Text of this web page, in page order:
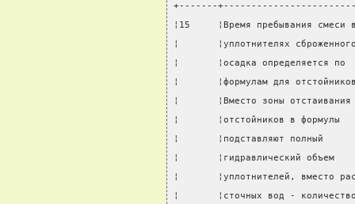
+-------
¦15     ¦Время
¦       ¦уплотнителях
¦       ¦осадка
¦       ¦формулам для
¦       ¦Вместо зоны
¦       ¦отстойников в
¦       ¦подставляют
¦       ¦гидравлический
¦       ¦уплотнителей,
¦       ¦сточных вод -